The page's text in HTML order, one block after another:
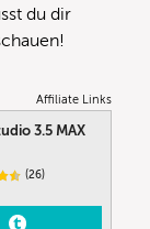
du dir
Affiliate Links
3.5 MAX
(26)